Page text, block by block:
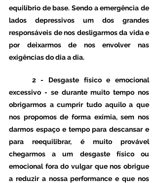
equilíbrio de base. Sendo a emergência de
lados depressivos um dos grandes
responsáveis de nos desligarmos da vida e
por deixarmos de nos envolver nas
exigências do dia a dia.
2 - Desgaste físico e emocional
excessivo - se durante muito tempo nos
obrigarmos a cumprir tudo aquilo a que
nos propomos de forma exímia, sem nos
darmos espaço e tempo para descansar e
para reequilibrar, é muito provável
chegarmos a um desgaste físico ou
emocional fora do vulgar que nos obrigue
a reduzir a nossa performance e que nos